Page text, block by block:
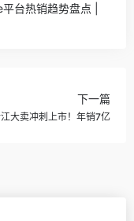
台热销趋势盘点 |
下一篇
大卖冲刺上市！年销7亿